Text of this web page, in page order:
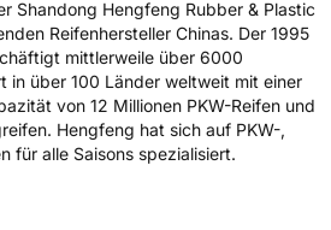
/ Alpine-Symbol
Shandong Hengfeng Rubber & Plastic
Reifenhersteller Chinas. Der 1995
mittlerweile über 6000
in über 100 Länder weltweit mit einer
von 12 Millionen PKW-Reifen und
Hengfeng hat sich auf PKW-,
für alle Saisons spezialisiert.